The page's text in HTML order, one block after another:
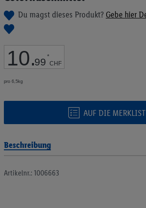
Du magst dieses Produkt? Gebe hier
10.99 *
CHF
pro 6,5kg
AUF DIE
springen
Beschreibung
Artikelnr.: 1006663